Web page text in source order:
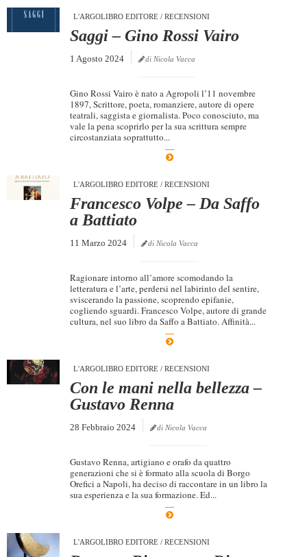
L'ARGOLIBRO EDITORE/ RECENSIONI
Saggi – Gino Rossi Vairo
1 Agosto 2024 di Nicola Vacca
Gino Rossi Vairo è nato a Agropoli l’11 novembre
1897, Scrittore, poeta, romanziere, autore di opere
teatrali, saggista e giornalista. Poco conosciuto, ma
vale la pena scoprirlo per la sua scrittura sempre
circostanziata soprattutto...
L'ARGOLIBRO EDITORE/ RECENSIONI
Francesco Volpe – Da Saffo
a Battiato
11 Marzo 2024 di Nicola Vacca
Ragionare intorno all’amore scomodando la
letteratura e l’arte, perdersi nel labirinto del sentire,
sviscerando la passione, scoprendo epifanie,
cogliendo sguardi. Francesco Volpe, autore di grande
cultura, nel suo libro da Saffo a Battiato. Affinità...
L'ARGOLIBRO EDITORE/ RECENSIONI
Con le mani nella bellezza –
Gustavo Renna
28 Febbraio 2024 di Nicola Vacca
Gustavo Renna, artigiano e orafo da quattro
generazioni che si è formato alla scuola di Borgo
Orefici a Napoli, ha deciso di raccontare in un libro la
sua esperienza e la sua formazione. Ed...
L'ARGOLIBRO EDITORE/ RECENSIONI